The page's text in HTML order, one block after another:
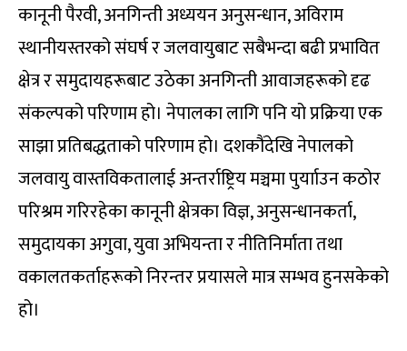
कानूनी पैरवी, अनगिन्ती अध्ययन अनुसन्धान, अविराम
स्थानीयस्तरको संघर्ष र जलवायुबाट सबैभन्दा बढी प्रभावित
क्षेत्र र समुदायहरूबाट उठेका अनगिन्ती आवाजहरूको दृढ
संकल्पको परिणाम हो। नेपालका लागि पनि यो प्रक्रिया एक
साझा प्रतिबद्धताको परिणाम हो। दशकौंदेखि नेपालको
जलवायु वास्तविकतालाई अन्तर्राष्ट्रिय मञ्चमा पुर्यााउन कठोर
परिश्रम गरिरहेका कानूनी क्षेत्रका विज्ञ, अनुसन्धानकर्ता,
समुदायका अगुवा, युवा अभियन्ता र नीतिनिर्माता तथा
वकालतकर्ताहरूको निरन्तर प्रयासले मात्र सम्भव हुनसकेको
हो।